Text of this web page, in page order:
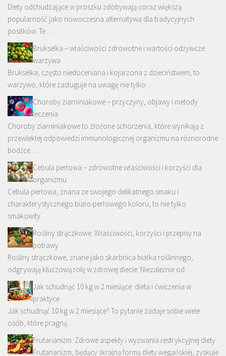
Diety odchudzające w proszku zdobywają coraz większą
popularność jako nowoczesna alternatywa dla tradycyjnych
posiłków. Te …
Brukselka – właściwości zdrowotne i wartości odżywcze
warzywa
Brukselka, często niedoceniana i kojarzona z dzieciństwem, to
warzywo, które zasługuje na uwagę nie tylko …
Choroby ziarniniakowe – przyczyny, objawy i metody
leczenia
Choroby ziarniniakowe to złożone schorzenia, które wynikają z
przewlekłej odpowiedzi immunologicznej organizmu na różnorodne
bodźce. …
Cebula perłowa – zdrowotne właściwości i korzyści dla
organizmu
Cebula perłowa, znana ze swojego delikatnego smaku i
charakterystycznego biało-perłowego koloru, to nie tylko
smakowity …
Rośliny strączkowe: Właściwości, korzyści i przepisy na
potrawy
Rośliny strączkowe, znane jako skarbnica białka roślinnego,
odgrywają kluczową rolę w zdrowej diecie. Niezależnie od …
Jak schudnąć 10 kg w 2 miesiące: dieta i ćwiczenia w
praktyce
Jak schudnąć 10 kg w 2 miesiące? To pytanie zadaje sobie wiele
osób, które pragną …
Frutarianizm: Zdrowe aspekty i wyzwania restrykcyjnej diety
Frutarianizm, będący skrajną formą diety wegańskiej, zyskuje